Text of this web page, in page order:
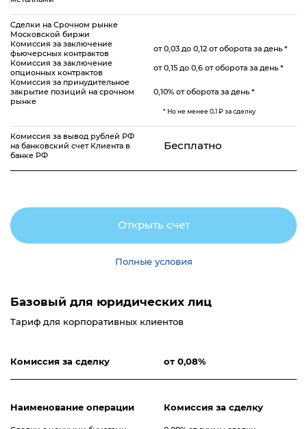
Сделки на Срочном рынке
Московской биржи
Комиссия за заключение
фьючерсных контрактов
от 0,03 до 0,12 от оборота за день *
Комиссия за заключение
опционных контрактов
от 0,15 до 0,6 от оборота за день *
Комиссия за принудительное
закрытие позиций на срочном
рынке
0,10% от оборота за день *
* Но не менее 0,1 ₽ за сделку
Комиссия за вывод рублей РФ
на банковский счет Клиента в
банке РФ
Бесплатно
Открыть счет
Полные условия
Базовый для юридических лиц
Тариф для корпоративных клиентов
Комиcсия за сделку от 0,08%
Наименование операции Комиссия за сделку